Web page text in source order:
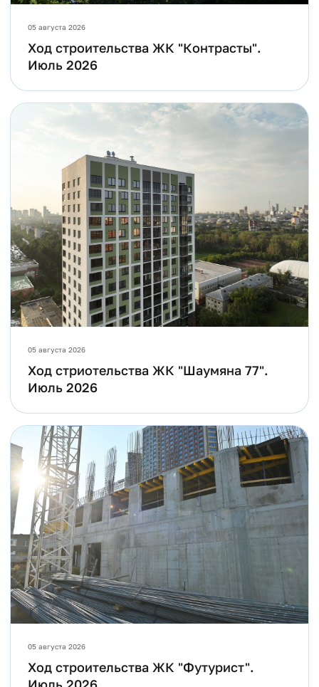
05 августа 2026
Ход строительства ЖК "Контрасты".
Июль 2026
05 августа 2026
Ход стриотельства ЖК "Шаумяна 77".
Июль 2026
05 августа 2026
Ход строительства ЖК "Футурист".
Июль 2026